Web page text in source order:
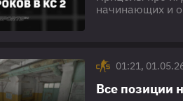
начинающих и
уверенность в
01:21,
Все позиции